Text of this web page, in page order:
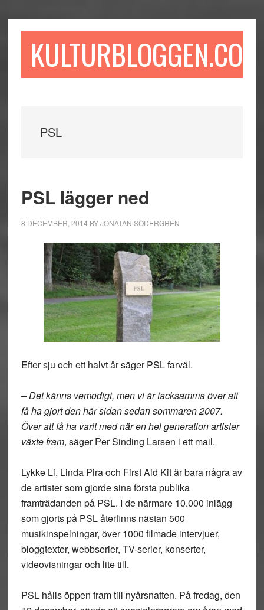
till
till
sidofältet
till
KULTURBLOGGEN.COM
PSL
PSL lägger ned
8 DECEMBER, 2014 BYJONATAN SÖDERGREN
Efter sju och ett halvt år säger PSL farväl.
– Det känns vemodigt, men vi är tacksamma över att
få ha gjort den här sidan sedan sommaren 2007.
Över att få ha varit med när en hel generation artister
växte fram, säger Per Sinding Larsen i ett mail.
Lykke Li, Linda Pira och First Aid Kit är bara några av
de artister som gjorde sina första publika
framträdanden på PSL. I de närmare 10.000 inlägg
som gjorts på PSL återfinns nästan 500
musikinspelningar, över 1000 filmade intervjuer,
bloggtexter, webbserier, TV-serier, konserter,
videovisningar och lite till.
PSL hålls öppen fram till nyårsnatten. På fredag, den